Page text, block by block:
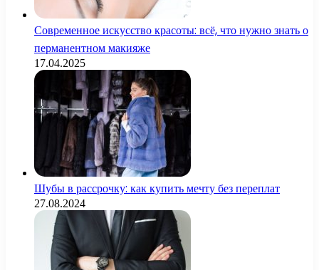
Современное искусство красоты: всё, что нужно знать о
перманентном макияже
17.04.2025
Шубы в рассрочку: как купить мечту без переплат
27.08.2024